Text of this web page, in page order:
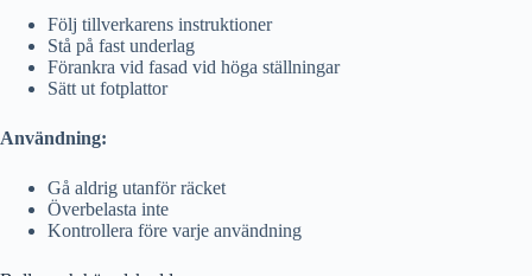
Följ tillverkarens instruktioner
Stå på fast underlag
Förankra vid fasad vid höga ställningar
Sätt ut fotplattor
Användning:
Gå aldrig utanför räcket
Överbelasta inte
Kontrollera före varje användning